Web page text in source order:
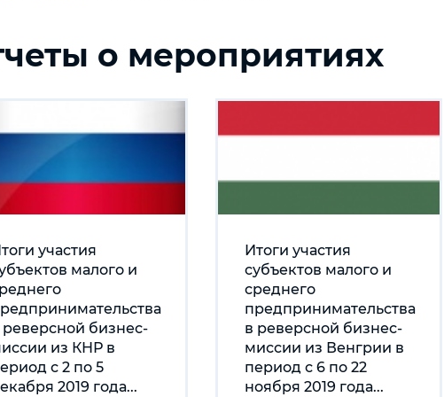
о мероприятиях
участия
малого и
реверсной бизнес-
из КНР в
с 2 по 5
2019 года...
Итоги участия
субъектов малого и
среднего
предпринимательства
в реверсной бизнес-
миссии из Венгрии в
период с 6 по 22
ноября 2019 года...